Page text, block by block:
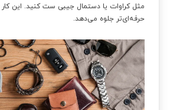
مثل کراوات یا دستمال جیبی ست کنید. این کار
حرفه‌ای‌تر جلوه می‌دهد.